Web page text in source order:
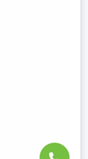
retarder
foarte bună de